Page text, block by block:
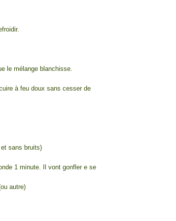
le mélange blanchisse.
à feu doux sans cesser de
sans bruits)
1 minute. Il vont gonfler e se
autre)